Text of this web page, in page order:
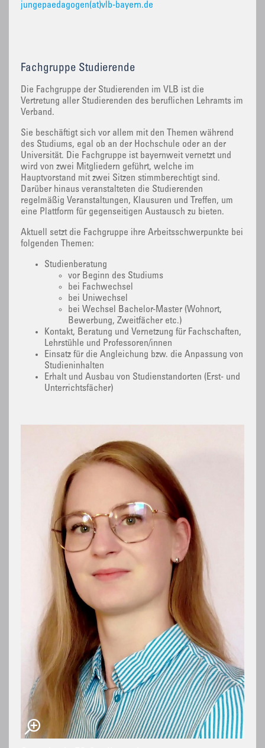
jungepaedagogen(at)vlb-bayern.de
Fachgruppe Studierende
‌Die Fachgruppe der Studierenden im VLB ist die
Vertretung aller Studierenden des beruflichen Lehramts im
Verband.
Sie beschäftigt sich vor allem mit den Themen während
des Studiums, egal ob an der Hochschule oder an der
Universität. Die Fachgruppe ist bayernweit vernetzt und
wird von zwei Mitgliedern geführt, welche im
Hauptvorstand mit zwei Sitzen stimmberechtigt sind.
Darüber hinaus veranstalteten die Studierenden
regelmäßig Veranstaltungen, Klausuren und Treffen, um
eine Plattform für gegenseitigen Austausch zu bieten.
Aktuell setzt die Fachgruppe ihre Arbeitsschwerpunkte bei
folgenden Themen:
Studienberatung
vor Beginn des Studiums
bei Fachwechsel
bei Uniwechsel
bei Wechsel Bachelor-Master (Wohnort,
Bewerbung, Zweitfächer etc.)
Kontakt, Beratung und Vernetzung für Fachschaften,
Lehrstühle und Professoren/innen
Einsatz für die Angleichung bzw. die Anpassung von
Studieninhalten
Erhalt und Ausbau von Studienstandorten (Erst- und
Unterrichtsfächer)